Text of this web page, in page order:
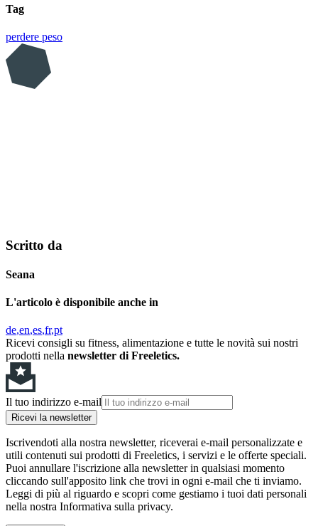
Tag
perdere peso
Scritto da
Seana
L'articolo è disponibile anche in
de en es fr pt
Ricevi consigli su fitness, alimentazione e tutte le novità sui nostri
prodotti nella newsletter di Freeletics.
Il tuo indirizzo e-mail
Ricevi la newsletter
Iscrivendoti alla nostra newsletter, riceverai e-mail personalizzate e
utili contenuti sui prodotti di Freeletics, i servizi e le offerte speciali.
Puoi annullare l'iscrizione alla newsletter in qualsiasi momento
cliccando sull'apposito link che trovi in ogni e-mail che ti inviamo.
Leggi di più al riguardo e scopri come gestiamo i tuoi dati personali
nella nostra Informativa sulla privacy.